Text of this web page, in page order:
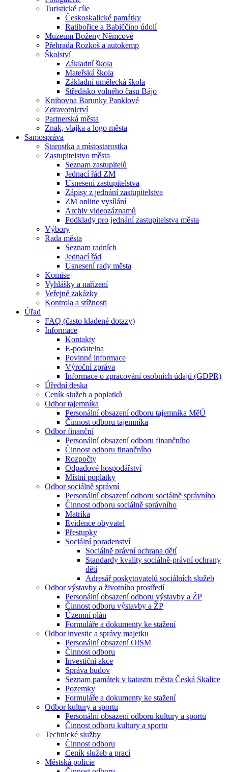
Turistické cíle
Českoskalické památky
Ratibořice a Babiččino údolí
Muzeum Boženy Němcové
Přehrada Rozkoš a autokemp
Školství
Základní škola
Mateřská škola
Základní umělecká škola
Středisko volného času Bájo
Knihovna Barunky Panklové
Zdravotnictví
Partnerská města
Znak, vlajka a logo města
Samospráva
Starostka a místostarostka
Zastupitelstvo města
Seznam zastupitelů
Jednací řád ZM
Usnesení zastupitelstva
Zápisy z jednání zastupitelstva
ZM online vysílání
Archiv videozáznamů
Podklady pro jednání zastupitelstva města
Výbory
Rada města
Seznam radních
Jednací řád
Usnesení rady města
Komise
Vyhlášky a nařízení
Veřejné zakázky
Kontrola a stížnosti
Úřad
FAQ (často kladené dotazy)
Informace
Kontakty
E-podatelna
Povinné informace
Výroční zpráva
Informace o zpracování osobních údajů (GDPR)
Úřední deska
Ceník služeb a poplatků
Odbor tajemníka
Personální obsazení odboru tajemníka MěÚ
Činnost odboru tajemníka
Odbor finanční
Personální obsazení odboru finančního
Činnost odboru finančního
Rozpočty
Odpadové hospodářství
Místní poplatky
Odbor sociálně správní
Personální obsazení odboru sociálně správního
Činnost odboru sociálně správního
Matrika
Evidence obyvatel
Přestupky
Sociální poradenství
Sociálně právní ochrana dětí
Standardy kvality sociálně-právní ochrany
dětí
Adresář poskytovatelů sociálních služeb
Odbor výstavby a životního prostředí
Personální obsazení odboru výstavby a ŽP
Činnost odboru výstavby a ŽP
Územní plán
Formuláře a dokumenty ke stažení
Odbor investic a správy majetku
Personální obsazení OISM
Činnost odboru
Investiční akce
Správa budov
Seznam památek v katastru města Česká Skalice
Pozemky
Formuláře a dokumenty ke stažení
Odbor kultury a sportu
Personální obsazení odboru kultury a sportu
Činnost odboru kultury a sportu
Technické služby
Činnost odboru
Ceník služeb a prací
Městská policie